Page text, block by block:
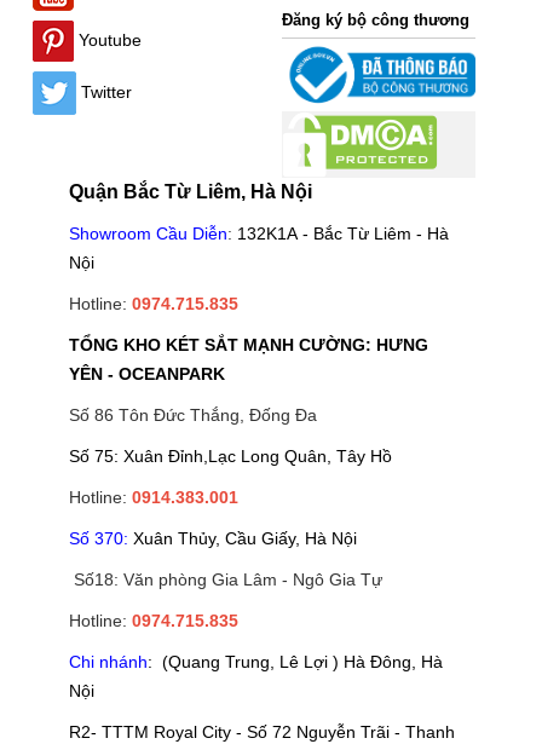
Youtube
Twitter
Đăng ký bộ công thương
Quận Bắc Từ Liêm, Hà Nội
Showroom Cầu Diễn: 132K1A - Bắc Từ Liêm - Hà
Nội
Hotline: 0974.715.835
TỔNG KHO KÉT SẮT MẠNH CƯỜNG: HƯNG
YÊN - OCEANPARK
Số 86 Tôn Đức Thắng, Đống Đa
Số 75: Xuân Đỉnh,Lạc Long Quân, Tây Hồ
Hotline: 0914.383.001
Số 370: Xuân Thủy, Cầu Giấy, Hà Nội
Số18: Văn phòng Gia Lâm - Ngô Gia Tự
Hotline: 0974.715.835
Chi nhánh: (Quang Trung, Lê Lợi ) Hà Đông, Hà
Nội
R2- TTTM Royal City - Số 72 Nguyễn Trãi - Thanh